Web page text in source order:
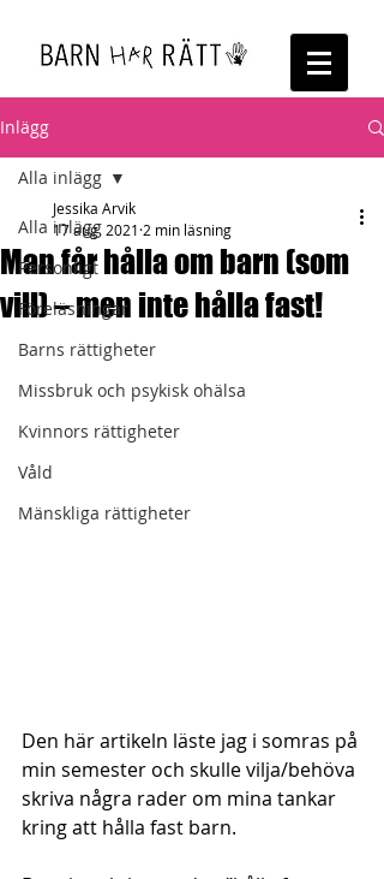
Inlägg
Alla inlägg
Personligt
Föreläsningar
Barns rättigheter
Missbruk och psykisk ohälsa
Kvinnors rättigheter
Våld
Mänskliga rättigheter
Alla inlägg
Man får hålla om barn (som
vill) – men inte hålla fast!
Jessika Arvik
17 aug. 2021 2 min läsning
Den här artikeln läste jag i somras på
min semester och skulle vilja/behöva
skriva några rader om mina tankar
kring att hålla fast barn.